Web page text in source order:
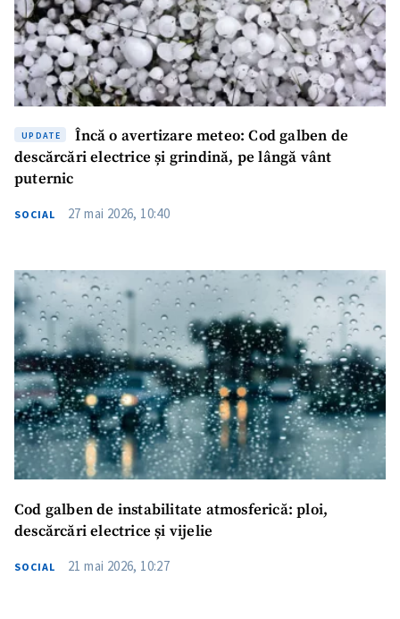
UPDATE
Încă o avertizare meteo: Cod galben de
descărcări electrice și grindină, pe lângă vânt
puternic
SOCIAL 27 mai 2026, 10:40
Cod galben de instabilitate atmosferică: ploi,
descărcări electrice și vijelie
SOCIAL 21 mai 2026, 10:27